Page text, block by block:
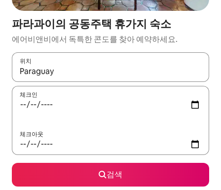
파라과이의 공동주택 휴가지 숙소
에어비앤비에서 독특한 콘도를 찾아 예약하세요.
위치
결과가 나오면 위·아래 화살표 키를 사용하거나 터치 또는 스와이
체크인
체크아웃
검색